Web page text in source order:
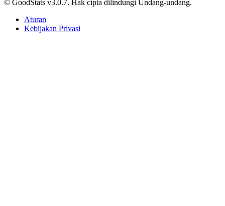
Championship 2026, Formasi 3-5-2 dan nama
Nadeo-Amat Diganti Cahya-Wahyu
Tri Candra • 17 Mei 2026